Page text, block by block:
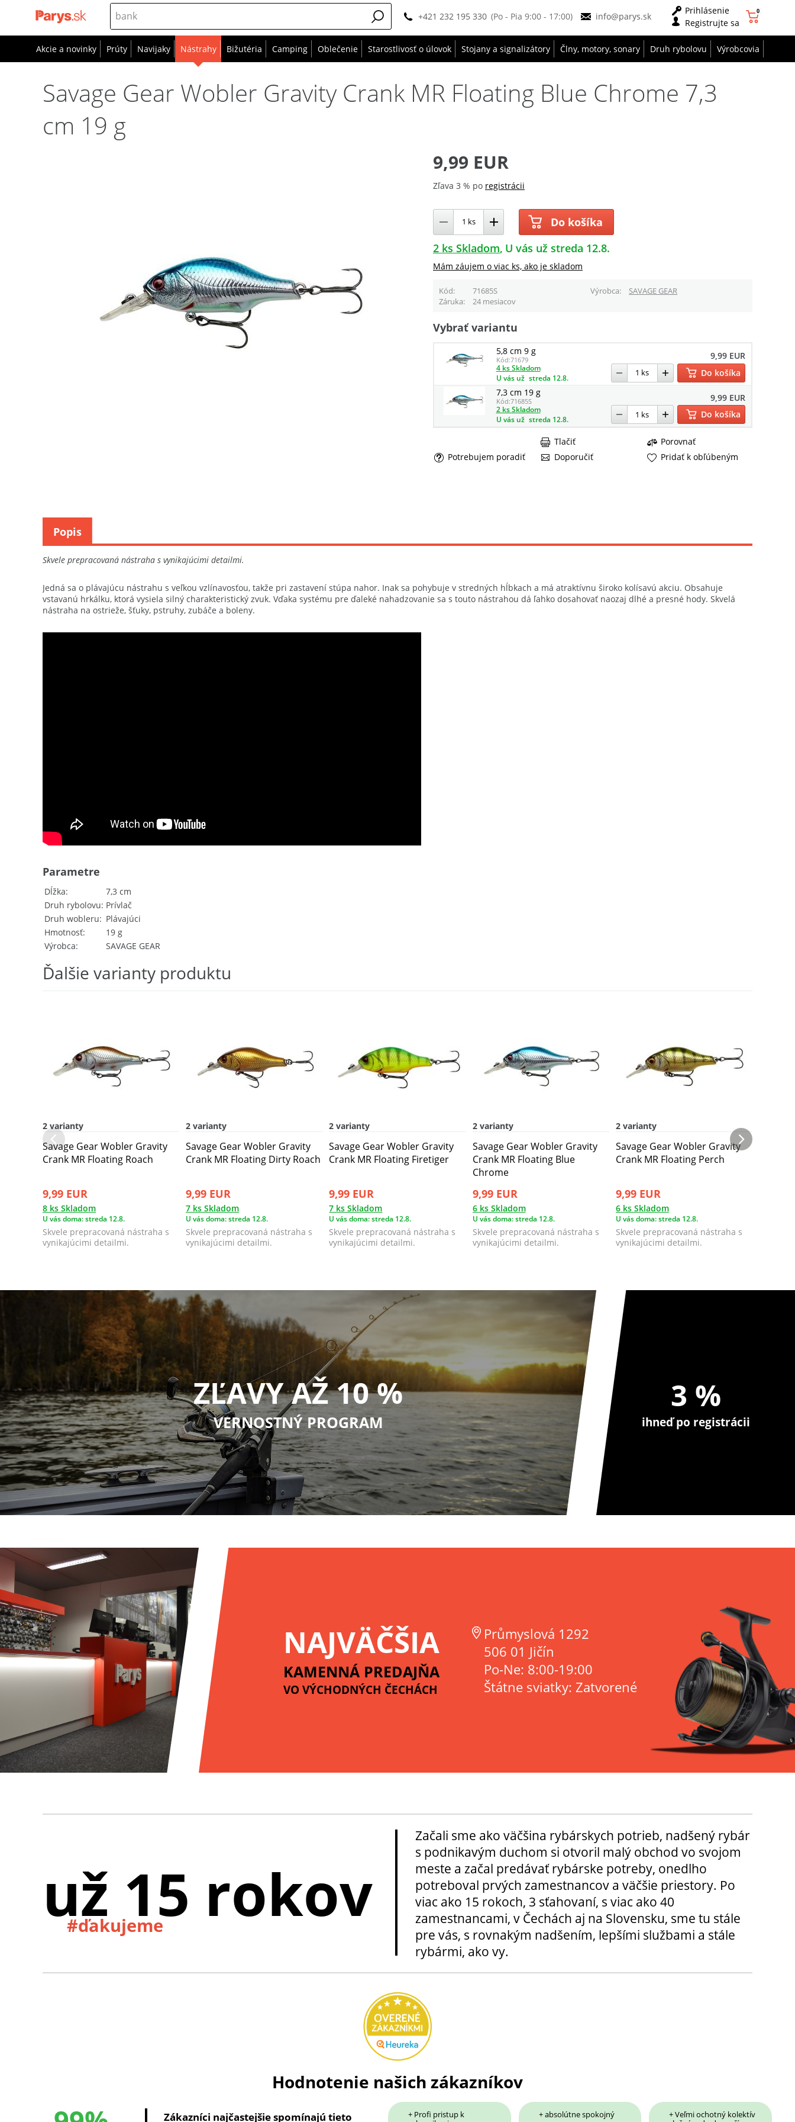
+421 232 195 330 (Po - Pia 9:00 - 17:00) info@parys.sk
Prihlásenie
Registrujte sa
0
Akcie a novinky Prúty Navijaky Nástrahy Bižutéria Camping Oblečenie Starostlivosť o úlovok Stojany a signalizátory Člny, motory, sonary Druh rybolovu Výrobcovia
Savage Gear Wobler Gravity Crank MR Floating Blue Chrome 7,3
cm 19 g
9,99 EUR
Zľava 3 % po registrácii
Do košíka
2 ks Skladom U vás už streda 12.8.
Mám záujem o viac ks, ako je skladom
Kód 71685S Výrobca
SAVAGE GEAR
Záruka
24 mesiacov
Vybrať variantu
5,8 cm 9 g
Kód:71679 9,99 EUR
4 ks Skladom
U vás už streda 12.8.
Do košíka
7,3 cm 19 g
Kód:71685S 9,99 EUR
2 ks Skladom
U vás už streda 12.8. Do košíka
Porovnať
Potrebujem poradiť
Doporučiť
Tlačiť
Pridať k obľúbeným
Skvele prepracovaná nástraha s vynikajúcimi detailmi.
Jedná sa o plávajúcu nástrahu s veľkou vzlínavosťou, takže pri zastavení stúpa nahor. Inak sa pohybuje v stredných hĺbkach a má atraktívnu široko kolísavú akciu. Obsahuje
vstavanú hrkálku, ktorá vysiela silný charakteristický zvuk. Vďaka systému pre ďaleké nahadzovanie sa s touto nástrahou dá ľahko dosahovať naozaj dlhé a presné hody. Skvelá
nástraha na ostrieže, šťuky, pstruhy, zubáče a boleny.
Dĺžka
7,3 cm
Druh rybolovu Prívlač
Druh wobleru
Plávajúci
Hmotnosť
19 g
Výrobca
SAVAGE GEAR
Parametre
Popis
Ďalšie varianty produktu
2 varianty
Savage Gear Wobler Gravity
Crank MR Floating Roach
9,99 EUR
8 ks Skladom
U vás doma: streda 12.8.
Skvele prepracovaná nástraha s
vynikajúcimi detailmi.
2 varianty
Savage Gear Wobler Gravity
Crank MR Floating Dirty Roach
9,99 EUR
7 ks Skladom
U vás doma: streda 12.8.
Skvele prepracovaná nástraha s
vynikajúcimi detailmi.
2 varianty
Savage Gear Wobler Gravity
Crank MR Floating Firetiger
9,99 EUR
7 ks Skladom
U vás doma: streda 12.8.
Skvele prepracovaná nástraha s
vynikajúcimi detailmi.
2 varianty
Savage Gear Wobler Gravity
Crank MR Floating Blue
Chrome
9,99 EUR
6 ks Skladom
U vás doma: streda 12.8.
Skvele prepracovaná nástraha s
vynikajúcimi detailmi.
2 varianty
Savage Gear Wobler Gravity
Crank MR Floating Perch
9,99 EUR
6 ks Skladom
U vás doma: streda 12.8.
Skvele prepracovaná nástraha s
vynikajúcimi detailmi.
ZĽAVY AŽ 10 %
VERNOSTNÝ PROGRAM
3 %
ihneď po registrácii
NAJVÄČŠIA
KAMENNÁ PREDAJŇA
VO VÝCHODNÝCH ČECHÁCH
Průmyslová 1292
506 01 Jičín
Po-Ne: 8:00-19:00
Štátne sviatky: Zatvorené
už 15 rokov
#ďakujeme
Začali sme ako väčšina rybárskych potrieb, nadšený rybár
s podnikavým duchom si otvoril malý obchod vo svojom
meste a začal predávať rybárske potreby, onedlho
potreboval prvých zamestnancov a väčšie priestory. Po
viac ako 15 rokoch, 3 sťahovaní, s viac ako 40
zamestnancami, v Čechách aj na Slovensku, sme tu stále
pre vás, s rovnakým nadšením, lepšími službami a stále
rybármi, ako vy.
Hodnotenie našich zákazníkov
Zákazníci najčastejšie spomínajú tieto
+ Profi pristup k
+ absolútne spokojný
+ Veľmi ochotný kolektív